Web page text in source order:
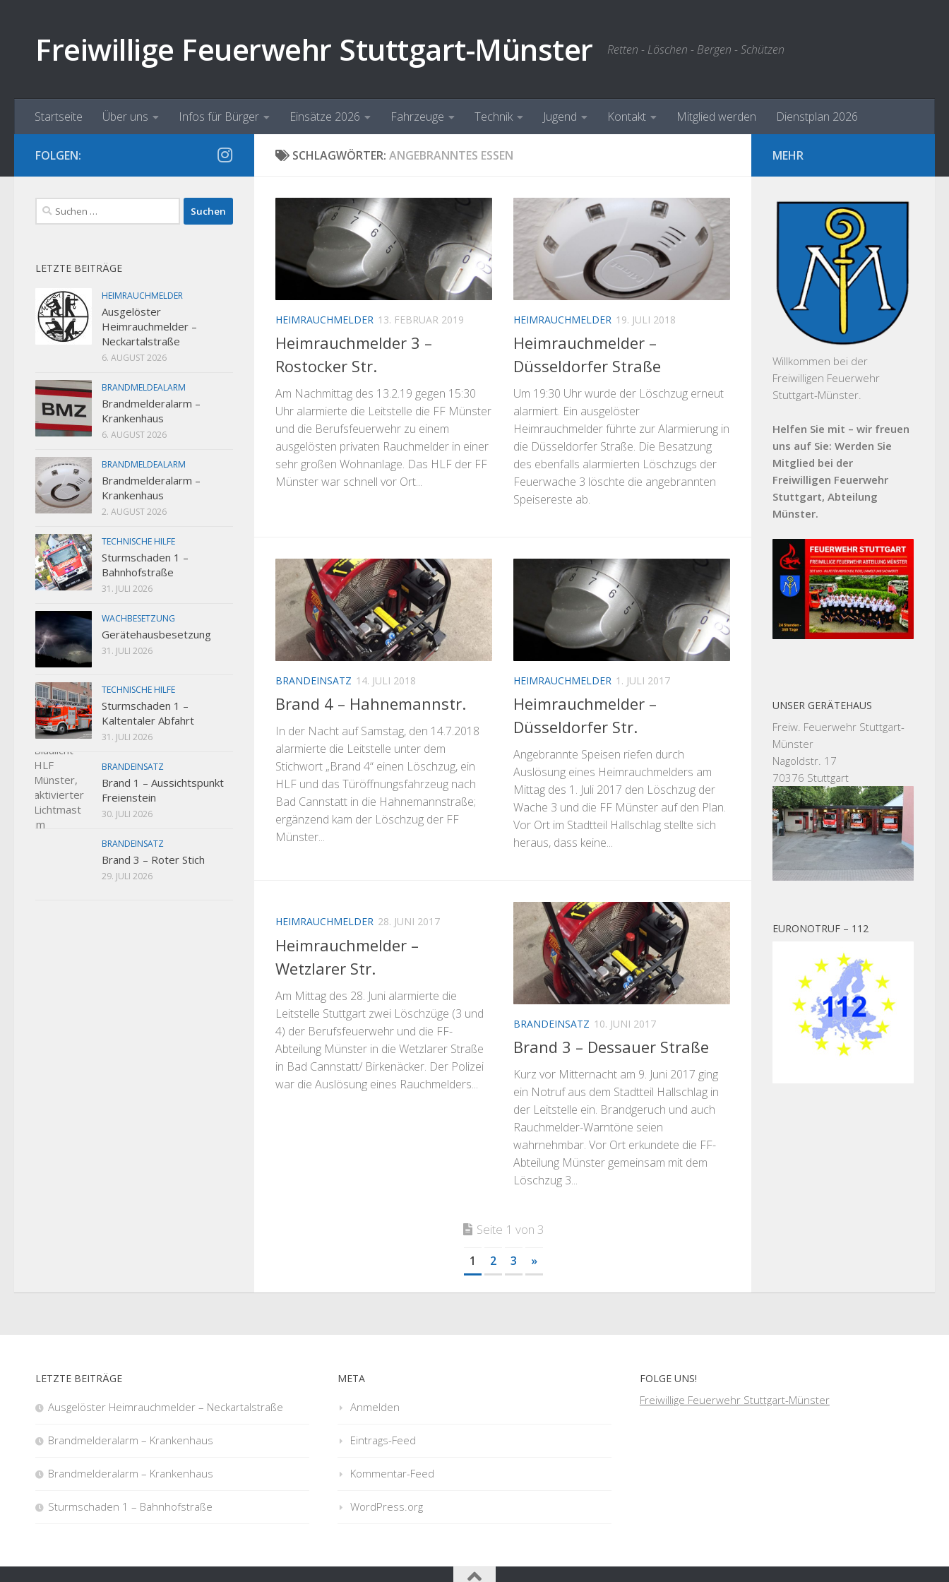
Freiwillige Feuerwehr Stuttgart-Münster Retten - Löschen - Bergen - Schützen
Startseite Über uns Infos für Bürger Einsätze 2026 Fahrzeuge Technik Jugend Kontakt Mitglied werden Dienstplan 2026
SCHLAGWÖRTER: ANGEBRANNTES ESSEN
HEIMRAUCHMELDER 13. FEBRUAR 2019
Heimrauchmelder 3 –
Rostocker Str.
Am Nachmittag des 13.2.19 gegen 15:30
Uhr alarmierte die Leitstelle die FF Münster
und die Berufsfeuerwehr zu einem
ausgelösten privaten Rauchmelder in einer
sehr großen Wohnanlage. Das HLF der FF
Münster war schnell vor Ort...
HEIMRAUCHMELDER 19. JULI 2018
Heimrauchmelder –
Düsseldorfer Straße
Um 19:30 Uhr wurde der Löschzug erneut
alarmiert. Ein ausgelöster
Heimrauchmelder führte zur Alarmierung in
die Düsseldorfer Straße. Die Besatzung
des ebenfalls alarmierten Löschzugs der
Feuerwache 3 löschte die angebrannten
Speisereste ab.
BRANDEINSATZ 14. JULI 2018
Brand 4 – Hahnemannstr.
In der Nacht auf Samstag, den 14.7.2018
alarmierte die Leitstelle unter dem
Stichwort „Brand 4“ einen Löschzug, ein
HLF und das Türöffnungsfahrzeug nach
Bad Cannstatt in die Hahnemannstraße;
ergänzend kam der Löschzug der FF
Münster...
HEIMRAUCHMELDER 1. JULI 2017
Heimrauchmelder –
Düsseldorfer Str.
Angebrannte Speisen riefen durch
Auslösung eines Heimrauchmelders am
Mittag des 1. Juli 2017 den Löschzug der
Wache 3 und die FF Münster auf den Plan.
Vor Ort im Stadtteil Hallschlag stellte sich
heraus, dass keine...
HEIMRAUCHMELDER 28. JUNI 2017
Heimrauchmelder –
Wetzlarer Str.
Am Mittag des 28. Juni alarmierte die
Leitstelle Stuttgart zwei Löschzüge (3 und
4) der Berufsfeuerwehr und die FF-
Abteilung Münster in die Wetzlarer Straße
in Bad Cannstatt/ Birkenäcker. Der Polizei
war die Auslösung eines Rauchmelders...
BRANDEINSATZ 10. JUNI 2017
Brand 3 – Dessauer Straße
Kurz vor Mitternacht am 9. Juni 2017 ging
ein Notruf aus dem Stadtteil Hallschlag in
der Leitstelle ein. Brandgeruch und auch
Rauchmelder-Warntöne seien
wahrnehmbar. Vor Ort erkundete die FF-
Abteilung Münster gemeinsam mit dem
Löschzug 3...
Seite 1 von 3
1 2 3 »
FOLGEN:
Suchen
nach:
LETZTE BEITRÄGE
HEIMRAUCHMELDER
Ausgelöster
Heimrauchmelder –
Neckartalstraße
6. AUGUST 2026
BRANDMELDEALARM
Brandmelderalarm –
Krankenhaus
6. AUGUST 2026
BRANDMELDEALARM
Brandmelderalarm –
Krankenhaus
2. AUGUST 2026
TECHNISCHE HILFE
Sturmschaden 1 –
Bahnhofstraße
31. JULI 2026
WACHBESETZUNG
Gerätehausbesetzung
31. JULI 2026
TECHNISCHE HILFE
Sturmschaden 1 –
Kaltentaler Abfahrt
31. JULI 2026
BRANDEINSATZ
Brand 1 – Aussichtspunkt
Freienstein
30. JULI 2026
BRANDEINSATZ
Brand 3 – Roter Stich
29. JULI 2026
MEHR
Willkommen bei der
Freiwilligen Feuerwehr
Stuttgart-Münster.
Helfen Sie mit – wir freuen
uns auf Sie: Werden Sie
Mitglied bei der
Freiwilligen Feuerwehr
Stuttgart, Abteilung
Münster.
UNSER GERÄTEHAUS
Freiw. Feuerwehr Stuttgart-
Münster
Nagoldstr. 17
70376 Stuttgart
EURONOTRUF – 112
LETZTE BEITRÄGE
Ausgelöster Heimrauchmelder – Neckartalstraße
Brandmelderalarm – Krankenhaus
Brandmelderalarm – Krankenhaus
Sturmschaden 1 – Bahnhofstraße
META
Anmelden
Eintrags-Feed
Kommentar-Feed
WordPress.org
FOLGE UNS!
Freiwillige Feuerwehr Stuttgart-Münster